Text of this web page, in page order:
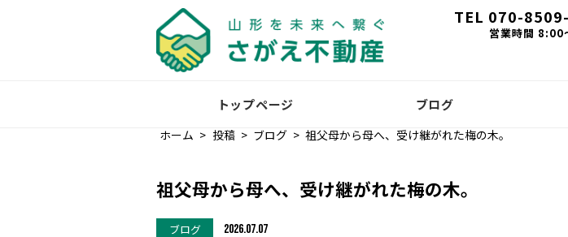
TEL 070-
営業時間
トップページ ブログ
ホーム > 投稿 > ブログ > 祖父母から母へ、受け継がれた梅の木。
祖父母から母へ、受け継がれた梅の木。
ブログ 2026.07.07